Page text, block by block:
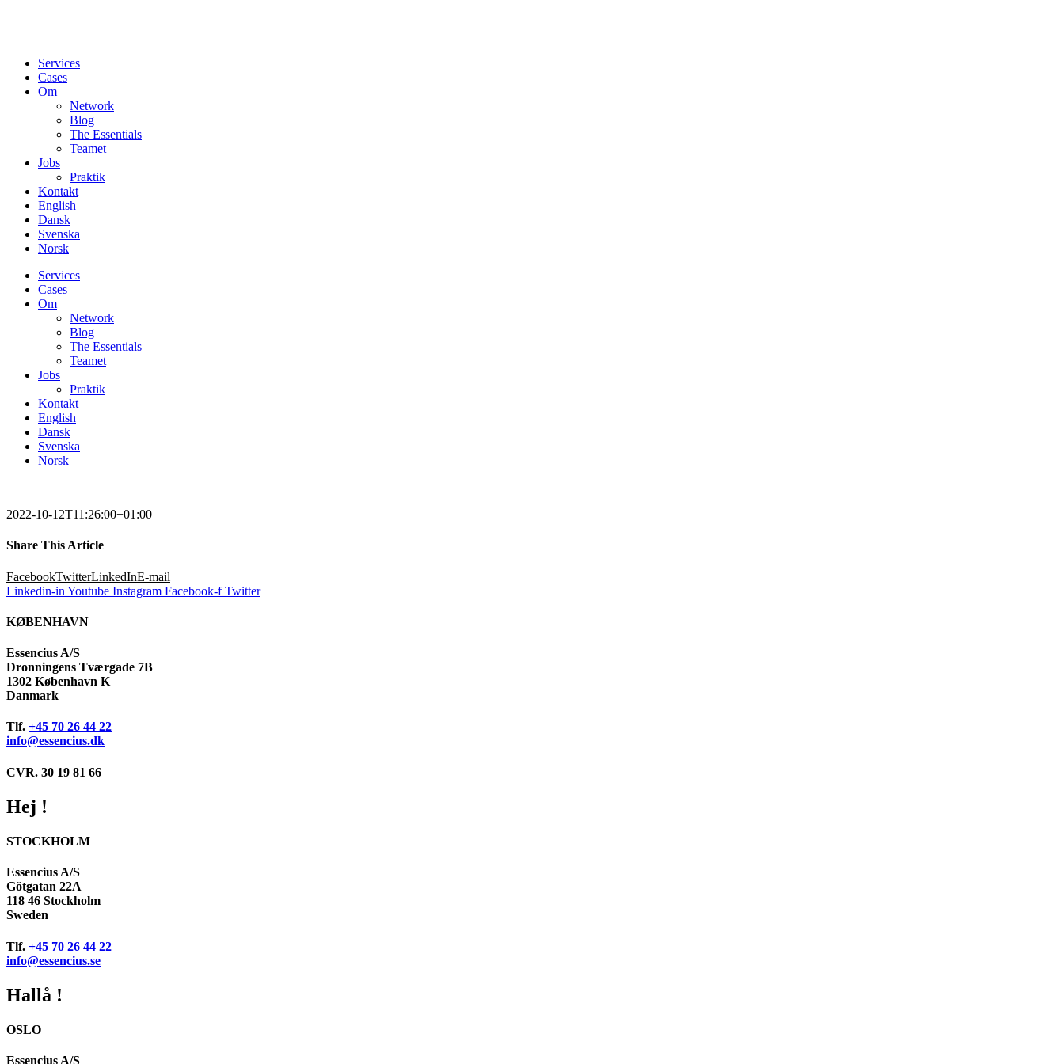
Services
Cases
Om
Network
Blog
The Essentials
Teamet
Jobs
Praktik
Kontakt
English
Dansk
Svenska
Norsk
Services
Cases
Om
Network
Blog
The Essentials
Teamet
Jobs
Praktik
Kontakt
English
Dansk
Svenska
Norsk
2022-10-12T11:26:00+01:00
Share This Article
FacebookTwitterLinkedInE-mail
Linkedin-in Youtube Instagram Facebook-f Twitter
KØBENHAVN
Essencius A/S
Dronningens Tværgade 7B
1302 København K
Danmark
Tlf. +45 70 26 44 22
info@essencius.dk
CVR. 30 19 81 66
Hej !
STOCKHOLM
Essencius A/S
Götgatan 22A
118 46 Stockholm
Sweden
Tlf. +45 70 26 44 22
info@essencius.se
Hallå !
OSLO
Essencius A/S